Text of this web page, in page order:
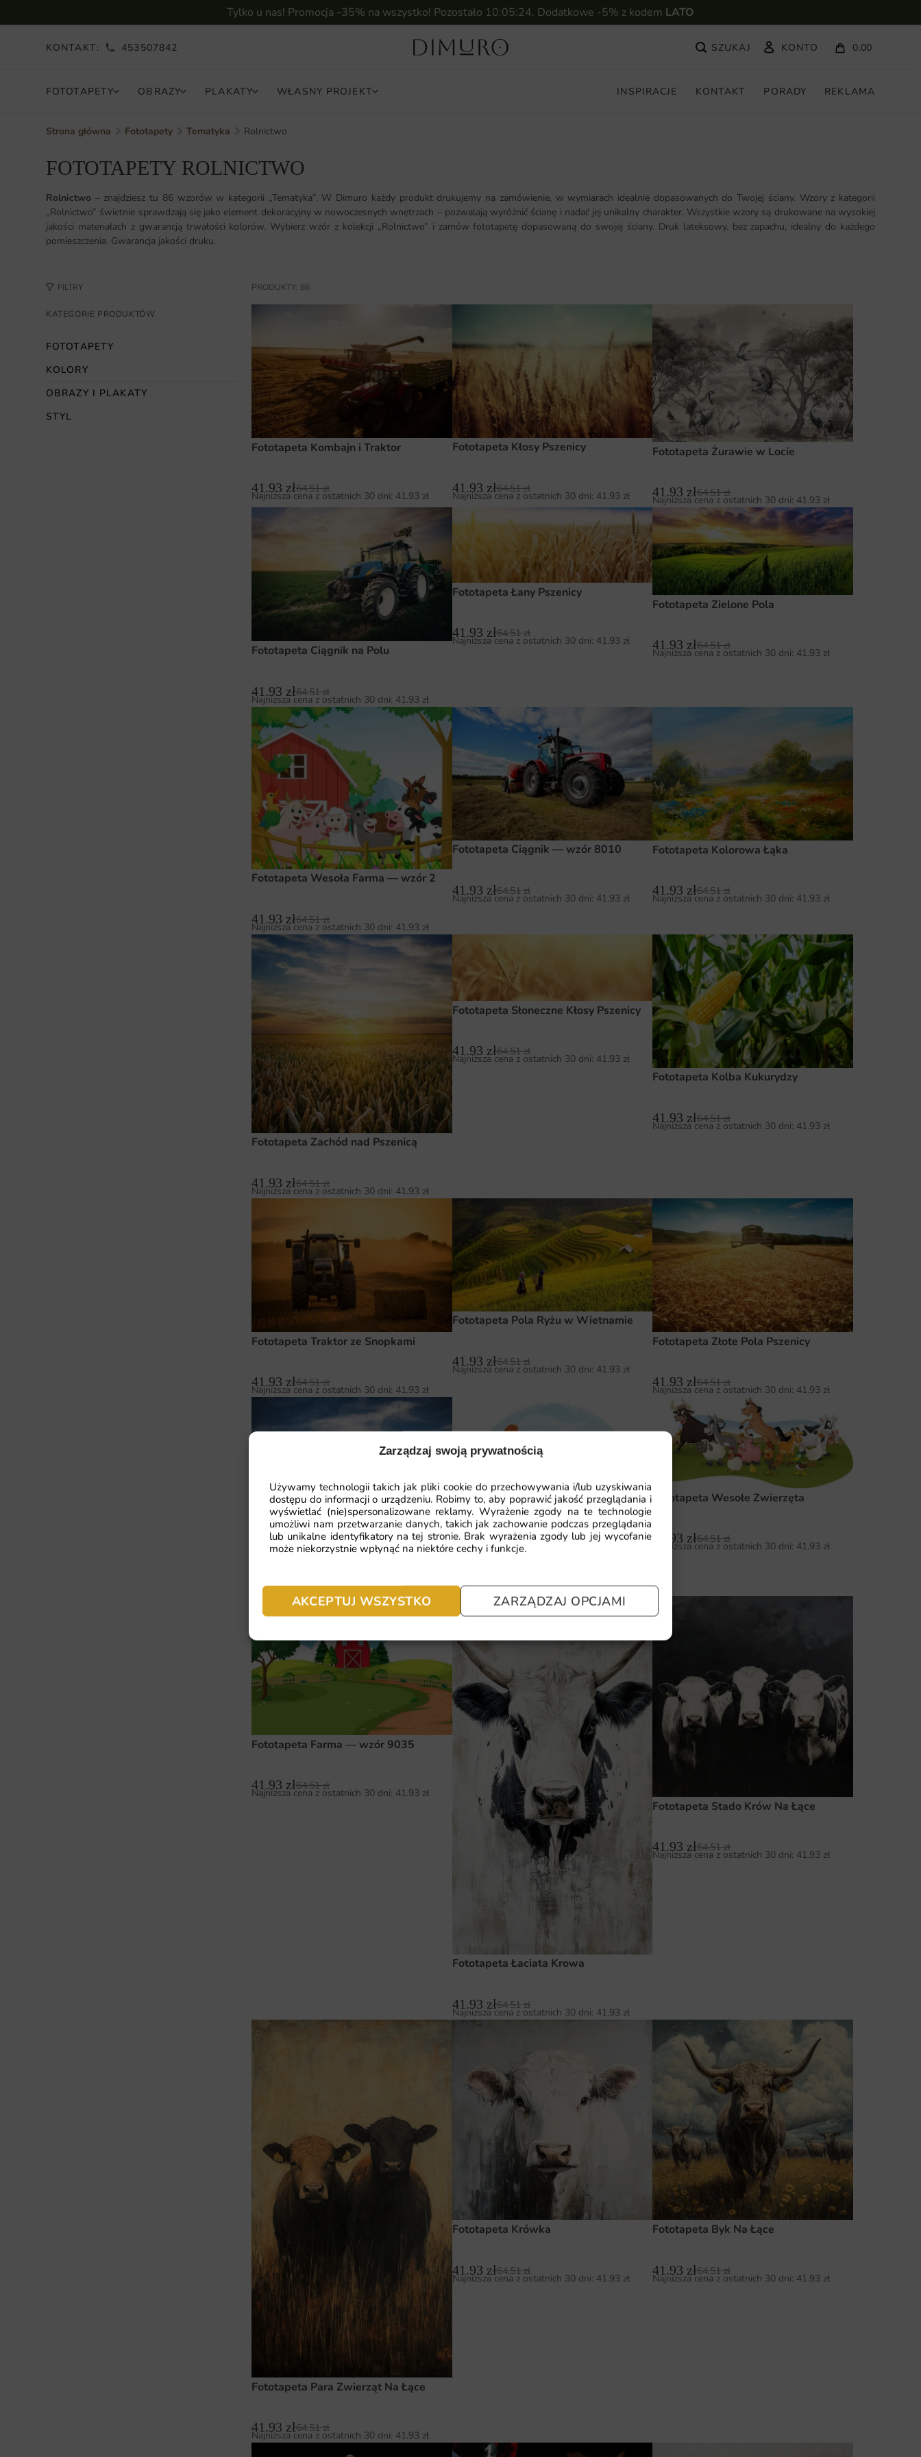
Zarządzaj swoją prywatnością
Używamy technologii takich jak pliki cookie do przechowywania i/lub uzyskiwania
dostępu do informacji o urządzeniu. Robimy to, aby poprawić jakość przeglądania i
wyświetlać (nie)spersonalizowane reklamy. Wyrażenie zgody na te technologie
umożliwi nam przetwarzanie danych, takich jak zachowanie podczas przeglądania
lub unikalne identyfikatory na tej stronie. Brak wyrażenia zgody lub jej wycofanie
może niekorzystnie wpłynąć na niektóre cechy i funkcje.
AKCEPTUJ WSZYSTKO ZARZĄDZAJ OPCJAMI
Tylko u nas! Promocja -35% na wszystko! Pozostało 10:05:22. Dodatkowe -5% z kodem LATO
KONTAKT: 453507842 KONTO 0.00
FOTOTAPETY OBRAZY PLAKATY WŁASNY PROJEKT INSPIRACJE KONTAKT PORADY REKLAMA
Strona główna Fototapety Tematyka Rolnictwo
FOTOTAPETY ROLNICTWO
Rolnictwo – znajdziesz tu 86 wzorów w kategorii „Tematyka”. W Dimuro każdy produkt drukujemy na zamówienie, w wymiarach idealnie dopasowanych do Twojej ściany. Wzory z kategorii
„Rolnictwo” świetnie sprawdzają się jako element dekoracyjny w nowoczesnych wnętrzach – pozwalają wyróżnić ścianę i nadać jej unikalny charakter. Wszystkie wzory są drukowane na wysokiej
jakości materiałach z gwarancją trwałości kolorów. Wybierz wzór z kolekcji „Rolnictwo” i zamów fototapetę dopasowaną do swojej ściany. Druk lateksowy, bez zapachu, idealny do każdego
pomieszczenia. Gwarancja jakości druku.
FILTRY
KATEGORIE PRODUKTÓW
FOTOTAPETY
KOLORY
OBRAZY I PLAKATY
STYL
PRODUKTY: 86
Fototapeta Kombajn i Traktor
41.93 zł64.51zł
Najniższa cena z ostatnich 30 dni: 41.93 zł
Fototapeta Kłosy Pszenicy
41.93 zł64.51zł
Najniższa cena z ostatnich 30 dni: 41.93 zł
Fototapeta Żurawie w Locie
41.93 zł64.51zł
Najniższa cena z ostatnich 30 dni: 41.93 zł
Fototapeta Ciągnik na Polu
41.93 zł64.51zł
Najniższa cena z ostatnich 30 dni: 41.93 zł
Fototapeta Łany Pszenicy
41.93 zł64.51zł
Najniższa cena z ostatnich 30 dni: 41.93 zł
Fototapeta Zielone Pola
41.93 zł64.51zł
Najniższa cena z ostatnich 30 dni: 41.93 zł
Fototapeta Wesoła Farma — wzór 2
41.93 zł64.51zł
Najniższa cena z ostatnich 30 dni: 41.93 zł
Fototapeta Ciągnik — wzór 8010
41.93 zł64.51zł
Najniższa cena z ostatnich 30 dni: 41.93 zł
Fototapeta Kolorowa Łąka
41.93 zł64.51zł
Najniższa cena z ostatnich 30 dni: 41.93 zł
Fototapeta Zachód nad Pszenicą
41.93 zł64.51zł
Najniższa cena z ostatnich 30 dni: 41.93 zł
Fototapeta Słoneczne Kłosy Pszenicy
41.93 zł64.51zł
Najniższa cena z ostatnich 30 dni: 41.93 zł
Fototapeta Kolba Kukurydzy
41.93 zł64.51zł
Najniższa cena z ostatnich 30 dni: 41.93 zł
Fototapeta Traktor ze Snopkami
41.93 zł64.51zł
Najniższa cena z ostatnich 30 dni: 41.93 zł
Fototapeta Pola Ryżu w Wietnamie
41.93 zł64.51zł
Najniższa cena z ostatnich 30 dni: 41.93 zł
Fototapeta Złote Pola Pszenicy
41.93 zł64.51zł
Najniższa cena z ostatnich 30 dni: 41.93 zł
Fototapeta Czerwony Traktor
Najniższa cena z ostatnich 30 dni:41.93zł
Fototapeta Życie na Farmie — wzór 2
Fototapeta Wesołe Zwierzęta
41.93 zł64.51zł
Najniższa cena z ostatnich 30 dni: 41.93 zł
Fototapeta Farma — wzór 9035
41.93 zł64.51zł
Najniższa cena z ostatnich 30 dni: 41.93 zł
Fototapeta Łaciata Krowa
41.93 zł64.51zł
Najniższa cena z ostatnich 30 dni: 41.93 zł
Fototapeta Stado Krów Na Łące
41.93 zł64.51zł
Najniższa cena z ostatnich 30 dni: 41.93 zł
Fototapeta Para Zwierząt Na Łące
41.93 zł64.51zł
Najniższa cena z ostatnich 30 dni: 41.93 zł
Fototapeta Krówka
41.93 zł64.51zł
Najniższa cena z ostatnich 30 dni: 41.93 zł
Fototapeta Byk Na Łące
41.93 zł64.51zł
Najniższa cena z ostatnich 30 dni: 41.93 zł